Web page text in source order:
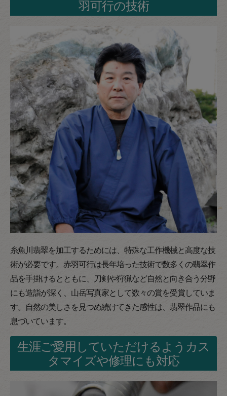
羽可行の技術
糸魚川翡翠を加工するためには、特殊な工作機械と高度な技
術が必要です。赤羽可行は長年培った技術で数多くの翡翠作
品を手掛けるとともに、刀剣や狩猟など自然と向き合う分野
にも造詣が深く、山岳写真家として数々の賞を受賞していま
す。自然の美しさを見つめ続けてきた感性は、翡翠作品にも
息づいています。
生涯ご愛用していただけるようカス
タマイズや修理にも対応